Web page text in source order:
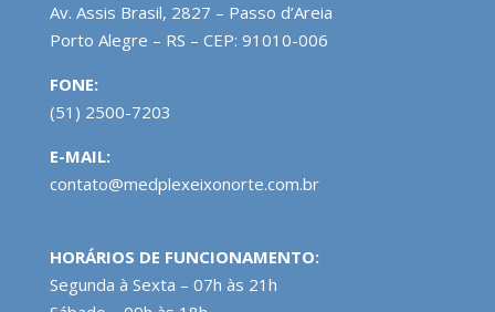
Av. Assis Brasil, 2827 – Passo d’Areia
Porto Alegre – RS – CEP: 91010-006
FONE:
(51) 2500-7203
E-MAIL:
contato@medplexeixonorte.com.br
HORÁRIOS DE FUNCIONAMENTO:
Segunda à Sexta – 07h às 21h